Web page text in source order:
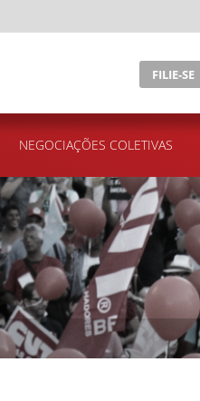
FILIE-SE
NEGOCIAÇÕES COLETIVAS